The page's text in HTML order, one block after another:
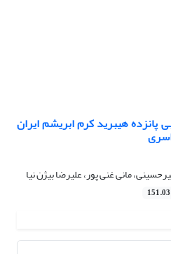
هیبرید کرم ابریشم ایران
مانی غنی پور، علیرضا بیژن نیا